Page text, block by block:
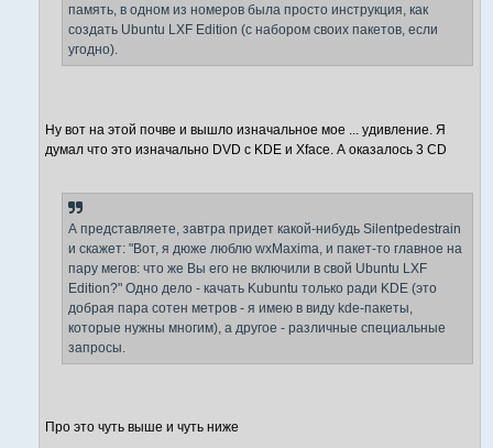
память, в одном из номеров была просто инструкция, как
создать Ubuntu LXF Edition (с набором своих пакетов, если
угодно).
Ну вот на этой почве и вышло изначальное мое ... удивление. Я
думал что это изначально DVD с KDE и Xface. А оказалось 3 CD
А представляете, завтра придет какой-нибудь Silentpedestrain
и скажет: "Вот, я дюже люблю wxMaxima, и пакет-то главное на
пару мегов: что же Вы его не включили в свой Ubuntu LXF
Edition?" Одно дело - качать Kubuntu только ради KDE (это
добрая пара сотен метров - я имею в виду kde-пакеты,
которые нужны многим), а другое - различные специальные
запросы.
Про это чуть выше и чуть ниже